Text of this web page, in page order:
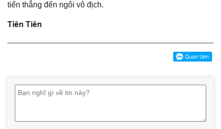
tiến thẳng đến ngôi vô địch.
Tiên Tiên